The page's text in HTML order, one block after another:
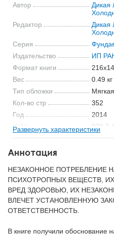
Автор Дикая
Редактор
Дикая
Серия
Издательство
ИП
Формат книги
Вес
0.49 кг
Тип обложки
Кол-во стр
352
Год
2014
ISBN
978-5-
Развернуть характеристики
Аннотация
НЕЗАКОННОЕ ПОТРЕБЛЕНИЕ
ПСИХОТРОПНЫХ ВЕЩЕСТВ,
ВРЕД ЗДОРОВЬЮ, ИХ
ВЛЕЧЕТ УСТАНОВЛЕННУЮ
ОТВЕТСТВЕННОСТЬ.
В книге получили обоснование